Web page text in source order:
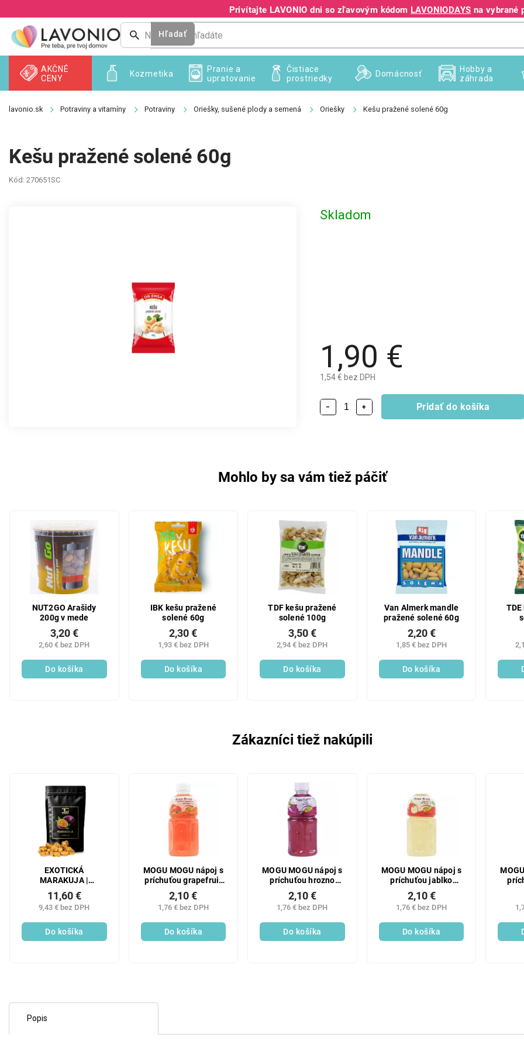
na
obsah
Privítajte LAVONIO dni so zľavovým kódom LAVONIODAYS na vybrané
+421 940 995 209
Hľadať
Kozmetika
AKČNÉ
CENY
Pranie a
upratovanie
Čistiace
prostriedky
Domácnosť
Hobby a
záhrada
Potraviny a vitamíny Potraviny Oriešky, sušené plody a semená Oriešky Kešu pražené solené 60g
Kešu pražené solené 60g
Kód: 270651SC
1,90 €
1,54 € bez DPH
Skladom
+
− Pridať do košíka
Mohlo by sa vám tiež páčiť
NUT2GO Arašidy
200g v mede
2,60 € bez DPH
3,20 €
Do košíka
IBK kešu pražené
solené 60g
1,93 € bez DPH
2,30 €
Do košíka
TDF kešu pražené
solené 100g
2,94 € bez DPH
3,50 €
Do košíka
Van Almerk mandle
pražené solené 60g
1,85 € bez DPH
2,20 €
Do košíka
Zákazníci tiež nakúpili
EXOTICKÁ
MARAKUJA |
lyofilizované kocky,
ovocie sušené
mrazom
9,43 € bez DPH
11,60 €
Do košíka
MOGU MOGU nápoj s
príchuťou grapefruit
320ML
1,76 € bez DPH
2,10 €
Do košíka
MOGU MOGU nápoj s
príchuťou hrozno
320ML (NUOC NHO)
1,76 € bez DPH
2,10 €
Do košíka
MOGU MOGU nápoj s
príchuťou jablko
320ML (NUOC TAO)
1,76 € bez DPH
2,10 €
Do košíka
Popis